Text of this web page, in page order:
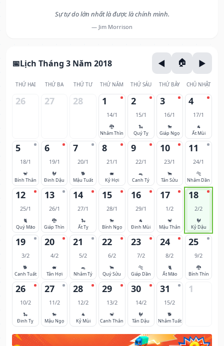
Sự tự do lớn nhất là được là chính mình.
— Jim Morrison
Lịch Tháng 3 Năm 2018
THỨ HAI THỨ BA THỨ TƯ THỨ NĂM THỨ SÁU THỨ BẢY CHỦ NHẬT
26 27 28 1
14/1
🐉
Nhâm Thìn
2
15/1
🐍
Quý Tỵ
3
16/1
🐎
Giáp Ngọ
4
17/1
🐐
Ất Mùi
5
18/1
🐒
Bính Thân
6
19/1
🐓
Đinh Dậu
7
20/1
🐕
Mậu Tuất
8
21/1
🐖
Kỷ Hợi
9
22/1
🐀
Canh Tý
10
23/1
🐂
Tân Sửu
11
24/1
🐅
Nhâm Dần
12
25/1
🐈
Quý Mão
13
26/1
🐉
Giáp Thìn
14
27/1
🐍
Ất Tỵ
15
28/1
🐎
Bính Ngọ
16
29/1
🐐
Đinh Mùi
17
1/2
🐒
Mậu Thân
18
2/2
🐓
Kỷ Dậu
19
3/2
🐕
Canh Tuất
20
4/2
🐖
Tân Hợi
21
5/2
🐀
Nhâm Tý
22
6/2
🐂
Quý Sửu
23
7/2
🐅
Giáp Dần
24
8/2
🐈
Ất Mão
25
9/2
🐉
Bính Thìn
26
10/2
🐍
Đinh Tỵ
27
11/2
🐎
Mậu Ngọ
28
12/2
🐐
Kỷ Mùi
29
13/2
🐒
Canh Thân
30
14/2
🐓
Tân Dậu
31
15/2
🐕
Nhâm Tuất
1